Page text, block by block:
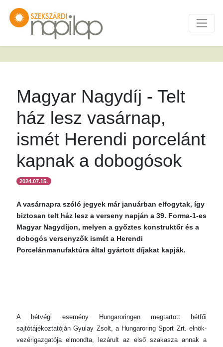
Magyar Nagydíj - Telt
ház lesz vasárnap,
ismét Herendi porcelánt
kapnak a dobogósok
2024.07.15.
A vasárnapra szóló jegyek már januárban elfogytak, így
biztosan telt ház lesz a verseny napján a 39. Forma-1-es
Magyar Nagydíjon, melyen a győztes konstruktőr és a
dobogós versenyzők ismét a Herendi
Porcelánmanufaktúra által gyártott díjakat kapják.
A hétvégi esemény Hungaroringen megtartott hétfői
sajtótájékoztatóján Gyulay Zsolt, a Hungaroring Sport Zrt. elnök-
vezérigazgatója elmondta, lezárult az első szakasza annak a